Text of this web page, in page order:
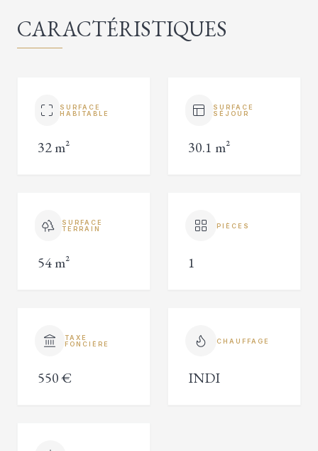
CARACTÉRISTIQUES
SURFACE
HABITABLE
32 m²
SURFACE
SÉJOUR
30.1 m²
SURFACE
TERRAIN
54 m²
PIÈCES
1
TAXE
FONCIÈRE
550 €
CHAUFFAGE
INDI